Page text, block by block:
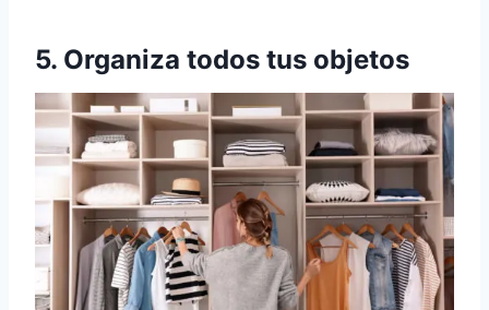
5. Organiza todos tus objetos